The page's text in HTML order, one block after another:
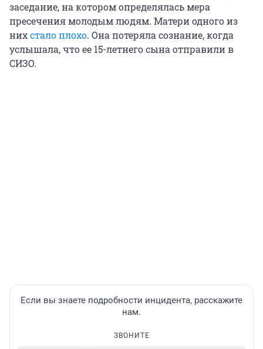
заседание, на котором определялась мера
пресечения молодым людям. Матери одного из
нихстало плохо. Она потеряла сознание, когда
услышала, что ее 15-летнего сына отправили в
СИЗО.
Если вы знаете подробности инцидента, расскажите
нам.
ЗВОНИТЕ